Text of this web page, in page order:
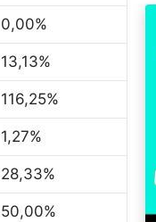
0,00%
13,13%
116,25%
1,27%
28,33%
50,00%